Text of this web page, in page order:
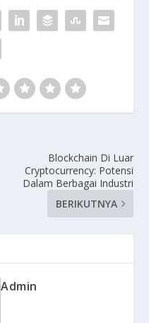
Blockchain Di Luar
Cryptocurrency: Potensi
Dalam Berbagai Industri
BERIKUTNYA
Admin